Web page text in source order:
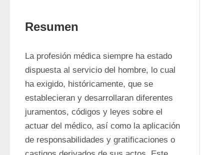
Resumen
La profesión médica siempre ha estado
dispuesta al servicio del hombre, lo cual
ha exigido, históricamente, que se
establecieran y desarrollaran diferentes
juramentos, códigos y leyes sobre el
actuar del médico, así como la aplicación
de responsabilidades y gratificaciones o